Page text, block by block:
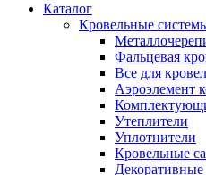
Каталог
Кровельные
Фальцевая
Все для
Аэроэлемент
Утеплители
Уплотнители
Кровельные